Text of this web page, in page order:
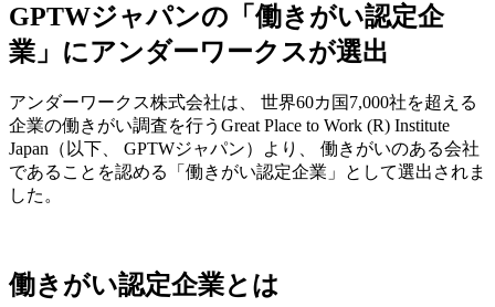
GPTWジャパンの「働きがい認定企
業」にアンダーワークスが選出
アンダーワークス株式会社は、 世界60カ国7,000社を超える
企業の働きがい調査を行うGreat Place to Work (R) Institute
Japan（以下、 GPTWジャパン）より、 働きがいのある会社
であることを認める「働きがい認定企業」として選出されま
した。
働きがい認定企業とは